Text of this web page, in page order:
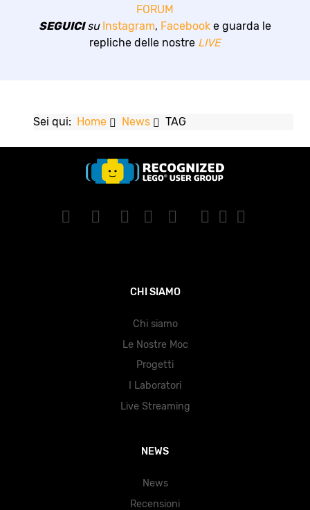
FORUM
SEGUICIsu Instagram, Facebook e guarda le
repliche delle nostre LIVE
Sei qui: Home News TAG
CHI SIAMO
Chi siamo
Le Nostre Moc
Progetti
I Laboratori
Live Streaming
NEWS
News
Recensioni